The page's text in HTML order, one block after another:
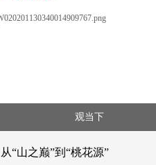
观当下
从“山之巅”到“桃花源”